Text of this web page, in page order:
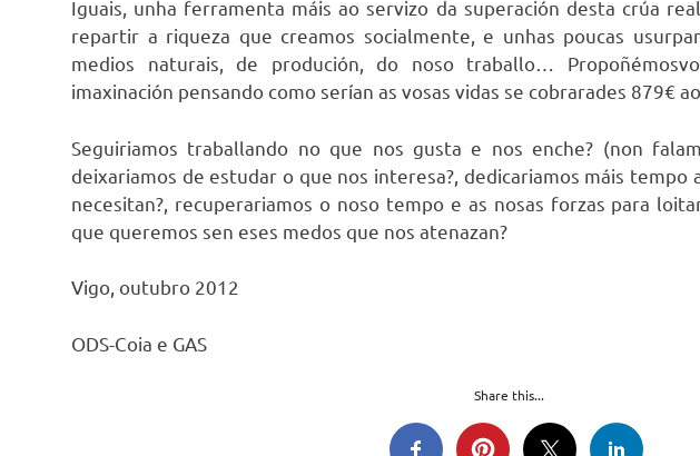
Iguais, unha ferramenta máis ao servizo da superación desta crúa
repartir a riqueza que creamos socialmente, e unhas poucas
medios naturais, de produción, do noso traballo…
imaxinación pensando como serían as vosas vidas se cobrarades 879€
Seguiriamos traballando no que nos gusta e nos enche? (non
deixariamos de estudar o que nos interesa?, dedicariamos máis tempo
necesitan?, recuperariamos o noso tempo e as nosas forzas para
que queremos sen eses medos que nos atenazan?
Vigo, outubro 2012
ODS-Coia e GAS
Share this...